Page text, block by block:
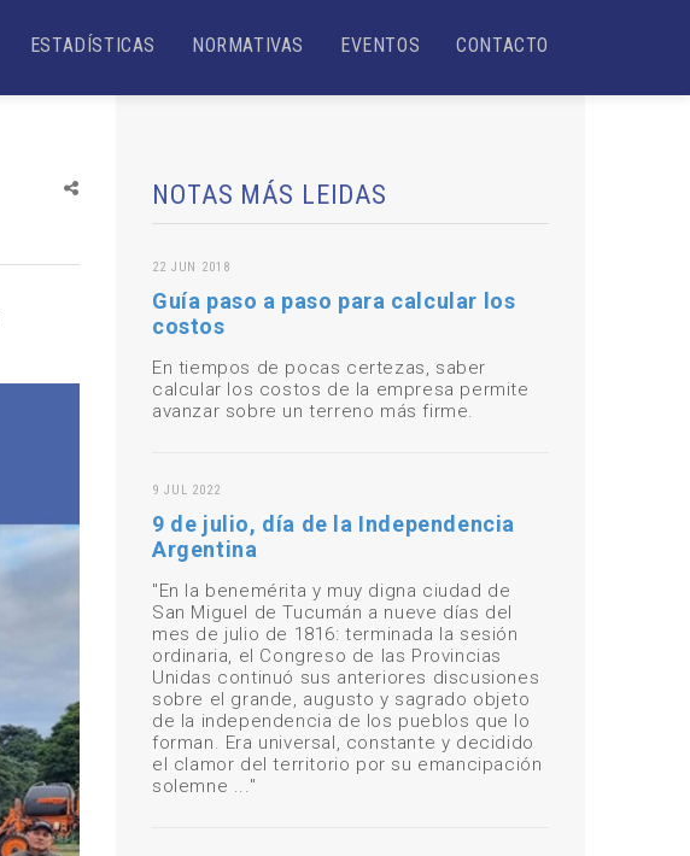
ESTADÍSTICAS NORMATIVAS EVENTOS CONTACTO
NOTAS MÁS LEIDAS
22 JUN 2018
Guía paso a paso para calcular los
costos
En tiempos de pocas certezas, saber
calcular los costos de la empresa permite
avanzar sobre un terreno más firme.
9 JUL 2022
9 de julio, día de la Independencia
Argentina
"En la benemérita y muy digna ciudad de
San Miguel de Tucumán a nueve días del
mes de julio de 1816: terminada la sesión
ordinaria, el Congreso de las Provincias
Unidas continuó sus anteriores discusiones
sobre el grande, augusto y sagrado objeto
de la independencia de los pueblos que lo
forman. Era universal, constante y decidido
el clamor del territorio por su emancipación
solemne ..."